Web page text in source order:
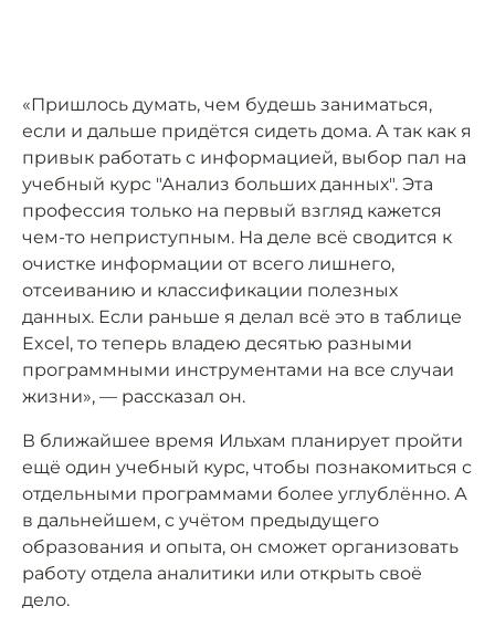
«Пришлось думать, чем будешь заниматься,
если и дальше придётся сидеть дома. А так как я
привык работать с информацией, выбор пал на
учебный курс "Анализ больших данных". Эта
профессия только на первый взгляд кажется
чем-то неприступным. На деле всё сводится к
очистке информации от всего лишнего,
отсеиванию и классификации полезных
данных. Если раньше я делал всё это в таблице
Excel, то теперь владею десятью разными
программными инструментами на все случаи
жизни», — рассказал он.
В ближайшее время Ильхам планирует пройти
ещё один учебный курс, чтобы познакомиться с
отдельными программами более углублённо. А
в дальнейшем, с учётом предыдущего
образования и опыта, он сможет организовать
работу отдела аналитики или открыть своё
дело.